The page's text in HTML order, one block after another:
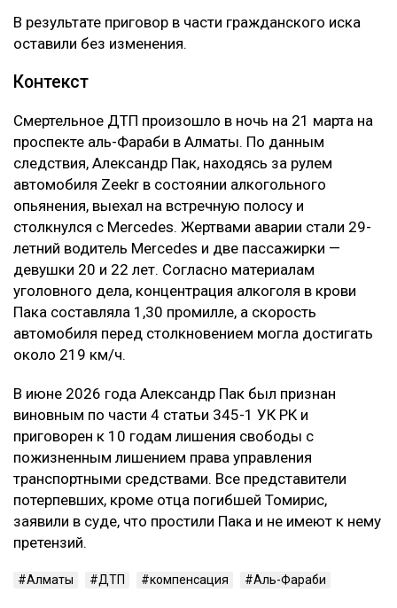
В результате приговор в части гражданского иска
оставили без изменения.
Контекст
Смертельное ДТП произошло в ночь на 21 марта на
проспекте аль-Фараби в Алматы. По данным
следствия, Александр Пак, находясь за рулем
автомобиля Zeekr в состоянии алкогольного
опьянения, выехал на встречную полосу и
столкнулся с Mercedes. Жертвами аварии стали 29-
летний водитель Mercedes и две пассажирки —
девушки 20 и 22 лет. Согласно материалам
уголовного дела, концентрация алкоголя в крови
Пака составляла 1,30 промилле, а скорость
автомобиля перед столкновением могла достигать
около 219 км/ч.
В июне 2026 года Александр Пак был признан
виновным по части 4 статьи 345-1 УК РК и
приговорен к 10 годам лишения свободы с
пожизненным лишением права управления
транспортными средствами. Все представители
потерпевших, кроме отца погибшей Томирис,
заявили в суде, что простили Пака и не имеют к нему
претензий.
Алматы ДТП компенсация Аль-Фараби